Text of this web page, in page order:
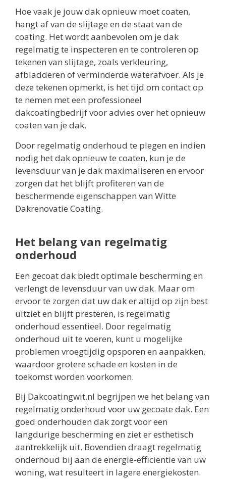
Hoe vaak je jouw dak opnieuw moet coaten,
hangt af van de slijtage en de staat van de
coating. Het wordt aanbevolen om je dak
regelmatig te inspecteren en te controleren op
tekenen van slijtage, zoals verkleuring,
afbladderen of verminderde waterafvoer. Als je
deze tekenen opmerkt, is het tijd om contact op
te nemen met een professioneel
dakcoatingbedrijf voor advies over het opnieuw
coaten van je dak.
Door regelmatig onderhoud te plegen en indien
nodig het dak opnieuw te coaten, kun je de
levensduur van je dak maximaliseren en ervoor
zorgen dat het blijft profiteren van de
beschermende eigenschappen van Witte
Dakrenovatie Coating.
Het belang van regelmatig
onderhoud
Een gecoat dak biedt optimale bescherming en
verlengt de levensduur van uw dak. Maar om
ervoor te zorgen dat uw dak er altijd op zijn best
uitziet en blijft presteren, is regelmatig
onderhoud essentieel. Door regelmatig
onderhoud uit te voeren, kunt u mogelijke
problemen vroegtijdig opsporen en aanpakken,
waardoor grotere schade en kosten in de
toekomst worden voorkomen.
Bij Dakcoatingwit.nl begrijpen we het belang van
regelmatig onderhoud voor uw gecoate dak. Een
goed onderhouden dak zorgt voor een
langdurige bescherming en ziet er esthetisch
aantrekkelijk uit. Bovendien draagt regelmatig
onderhoud bij aan de energie-efficiëntie van uw
woning, wat resulteert in lagere energiekosten.